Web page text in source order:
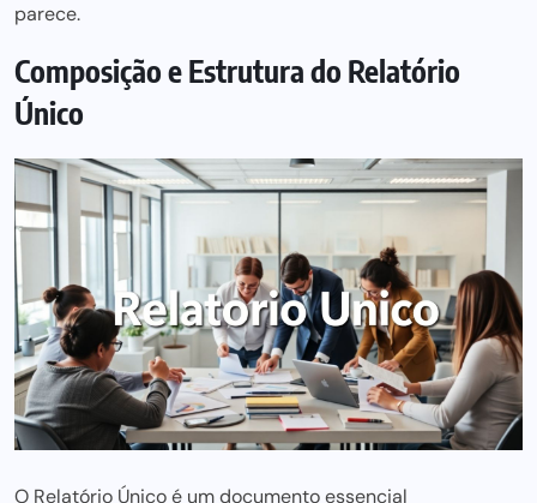
parece.
Composição e Estrutura do Relatório
Único
O Relatório Único é um documento essencial